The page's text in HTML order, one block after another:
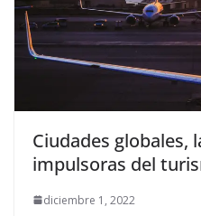
Ciudades globales,
impulsoras del
diciembre 1, 2022